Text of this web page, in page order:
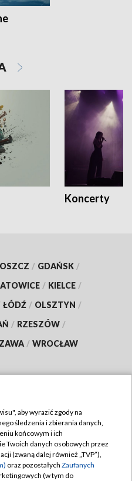
Koncerty
/ GDAŃSK /
/ KIELCE /
ŁÓDŹ / OLSZTYN /
/ RZESZÓW /
/ WROCŁAW
TVP
aby wyrazić zgody na
śledzenia i zbierania danych,
końcowym i ich
Twoich danych osobowych przez
(zwaną dalej również „TVP”),
oraz pozostałych Zaufanych
(w tym do